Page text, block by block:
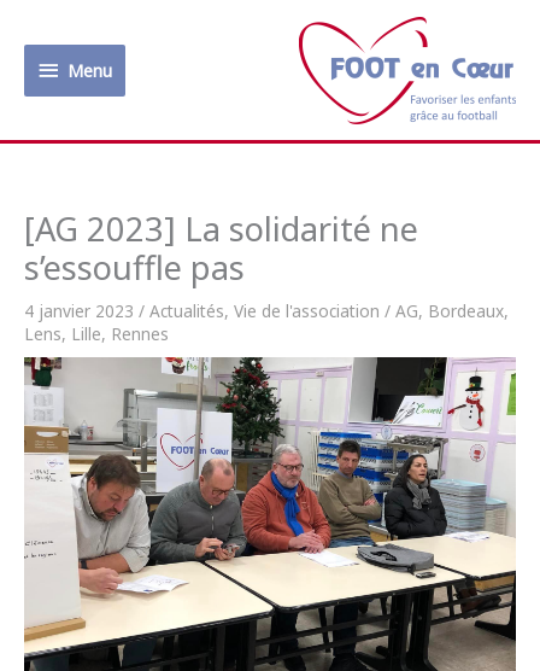
contenuMenu
Menu
[AG 2023] La solidarité ne
s’essouffle pas
4 janvier 2023 / Actualités, Vie de l'association / AG, Bordeaux,
Lens, Lille, Rennes